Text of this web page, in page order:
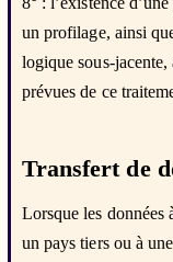
un profilage, ainsi
logique sous-jacente,
prévues de ce
Transfert de
Lorsque les données
un pays tiers ou à